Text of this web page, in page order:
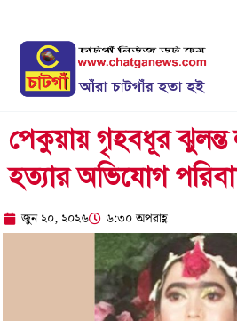
content
পেকুয়ায় গৃহবধূর ঝুলন্ত
হত্যার অভিযোগ
জুন ২০, ২০২৬ ৬:৩০ অপরাহ্ণ